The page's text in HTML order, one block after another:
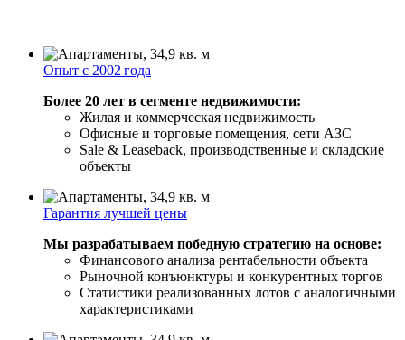
Опыт с 2002 года
Более 20 лет в сегменте недвижимости:
Жилая и коммерческая недвижимость
Офисные и торговые помещения, сети АЗС
Sale & Leaseback, производственные и складские
объекты
Гарантия лучшей цены
Мы разрабатываем победную стратегию на основе:
Финансового анализа рентабельности объекта
Рыночной конъюнктуры и конкурентных торгов
Статистики реализованных лотов с аналогичными
характеристиками